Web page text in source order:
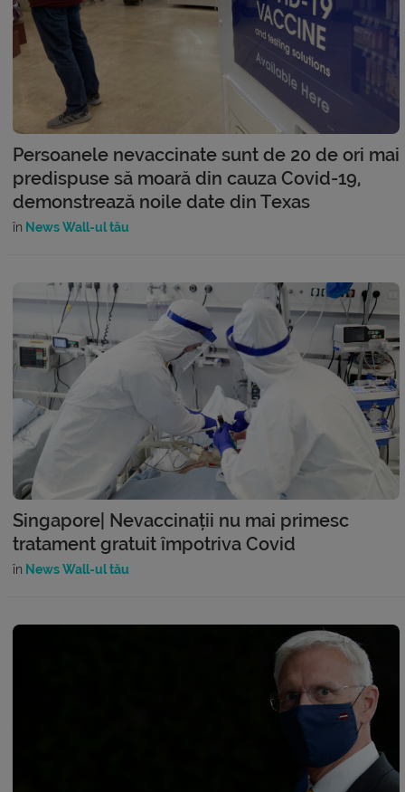
Persoanele nevaccinate sunt de 20 de ori mai
predispuse să moară din cauza Covid-19,
demonstrează noile date din Texas
în News Wall-ul tău
Singapore| Nevaccinații nu mai primesc
tratament gratuit împotriva Covid
în News Wall-ul tău